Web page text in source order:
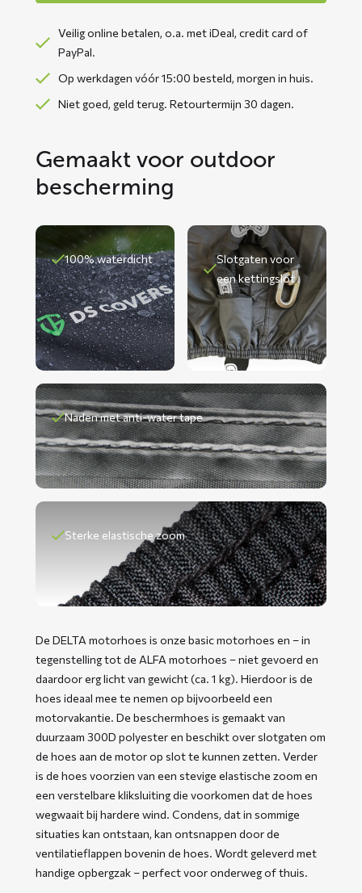
Veilig online betalen, o.a. met iDeal, credit card of
PayPal.
Op werkdagen vóór 15:00 besteld, morgen in huis.
Niet goed, geld terug. Retourtermijn 30 dagen.
Gemaakt voor outdoor
bescherming
100% waterdicht
Slotgaten voor
een kettingslot
Naden met anti-water tape
Sterke elastische zoom
De DELTA motorhoes is onze basic motorhoes en – in
tegenstelling tot de ALFA motorhoes – niet gevoerd en
daardoor erg licht van gewicht (ca. 1 kg). Hierdoor is de
hoes ideaal mee te nemen op bijvoorbeeld een
motorvakantie. De beschermhoes is gemaakt van
duurzaam 300D polyester en beschikt over slotgaten om
de hoes aan de motor op slot te kunnen zetten. Verder
is de hoes voorzien van een stevige elastische zoom en
een verstelbare kliksluiting die voorkomen dat de hoes
wegwaait bij hardere wind. Condens, dat in sommige
situaties kan ontstaan, kan ontsnappen door de
ventilatieflappen bovenin de hoes. Wordt geleverd met
handige opbergzak – perfect voor onderweg of thuis. ​